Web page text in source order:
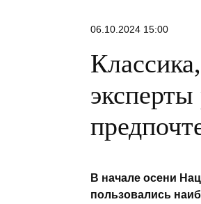
06.10.2024 15:00
эксперты
В начале осени
пользовались